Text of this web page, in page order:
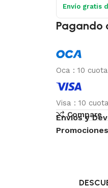
Envío gratis
Pagando
Oca : 10
Visa : 10
Compare
Envíos y
Promociones